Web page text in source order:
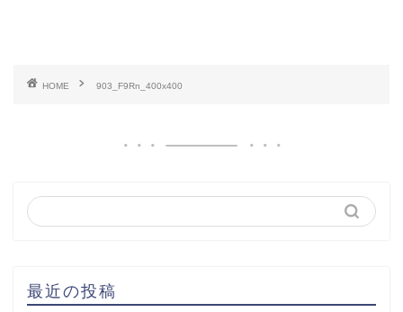
HOME 903_F9Rn_400x400
最近の投稿